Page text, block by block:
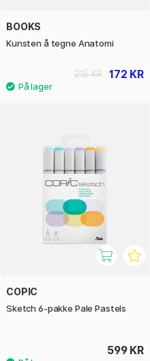
BOOKS
Kunsten å tegne Anatomi
172 KR
215 KR
COPIC
Sketch 6-pakke Pale Pastels
599 KR